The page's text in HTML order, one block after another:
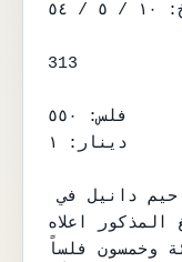
التاريخ: ١٠ / ٥ / ٥٤
313
فلس: ٥٥٠
دينار: ١
استلمت من ملعب عزرا مناحيم دانيل في
اعلاه:
وخمسون فلساً